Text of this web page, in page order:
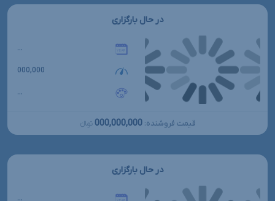
در حال بارگزاری
...
000,000
...
قیمت فروشنده: 000,000,000 تومانءءء
در حال بارگزاری
...